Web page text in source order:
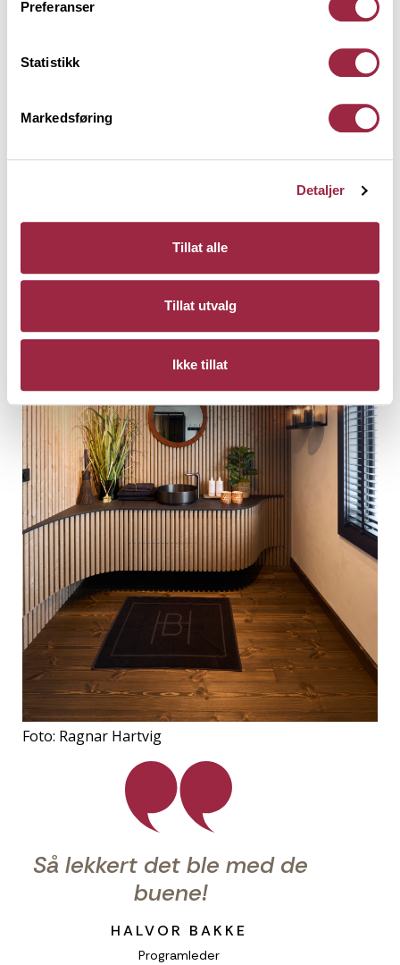
Preferanser
Statistikk
Markedsføring
Detaljer
Tillat alle
Tillat utvalg
Ikke tillat
Som en kan se i episoden, festes spilene enkelt med
kun én spiker på skrå hvert spikerslag. Det behøves
ingen bakplate, i motsetning til på tradisjonelle
konvekse former, noe som kommer godt frem i det
Foto: Ragnar Hartvig
Så lekkert det ble med de
buene!
HALVOR BAKKE
Programleder